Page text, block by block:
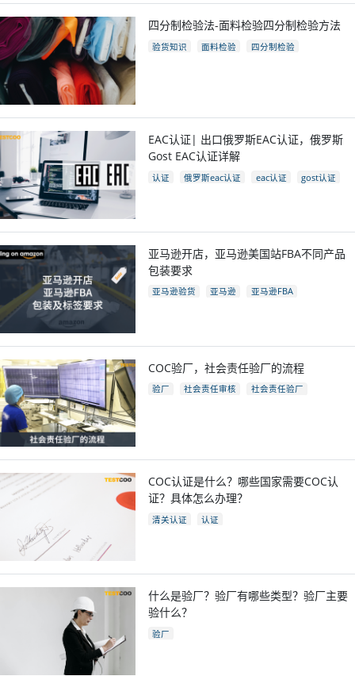
四分制检验法-面料检验四分制检验方法
验货知识 面料检验 四分制检验
EAC认证| 出口俄罗斯EAC认证，俄罗斯
Gost EAC认证详解
认证 俄罗斯eac认证 eac认证
gost认证
亚马逊开店，亚马逊美国站FBA不同产品
包装要求
亚马逊验货 亚马逊
亚马逊FBA
COC验厂，社会责任验厂的流程
验厂 社会责任审核
社会责任验厂
COC认证是什么？哪些国家需要COC认
证？具体怎么办理？
清关认证 认证
什么是验厂？验厂有哪些类型？验厂主要
验什么？
验厂